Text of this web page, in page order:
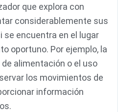
que explora con
considerablemente sus
se encuentra en el lugar
oportuno. Por ejemplo, la
alimentación o el uso
los movimientos de
información